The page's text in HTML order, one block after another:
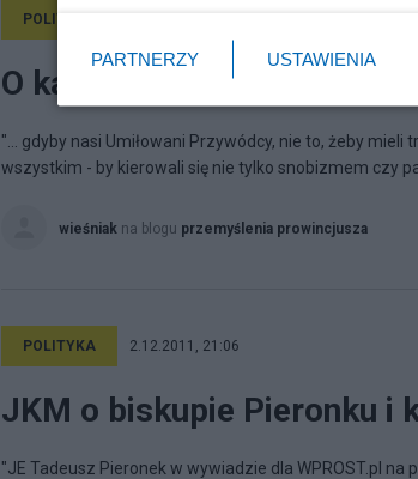
POLITYKA
O karze śmierci pan
"... gdyby nasi Umiłowani Przywódcy, nie to, żeby
wszystkim - by kierowali się nie tylko snobizmem czy
wieśniak na blogu przemyślenia prowincjusza
POLITYKA 2.12.2011, 21:06
JKM o biskupie Pieronku i
"JE Tadeusz Pieronek w wywiadzie dla WPROST.pl
PARTNERZY USTAWIENIA